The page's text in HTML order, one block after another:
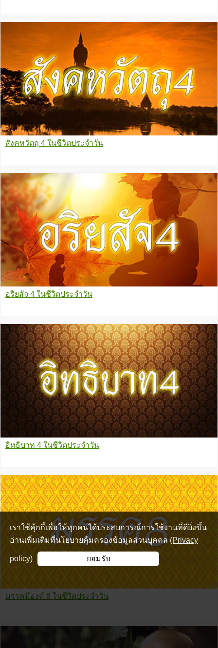
สังคหวัตถุ 4 ในชีวิตประจำวัน
อริยสัจ 4 ในชีวิตประจำวัน
อิทธิบาท 4 ในชีวิตประจำวัน
มรรคมีองค์ 8 ในชีวิตประจำวัน
เราใช้คุ้กกี้เพื่อให้ทุกคนได้ประสบการณ์การใช้งานที่ดียิ่งขึ้น
อ่านเพิ่มเติมที่นโยบายคุ้มครองข้อมูลส่วนบุคคล (Privacy
policy) ยอมรับ